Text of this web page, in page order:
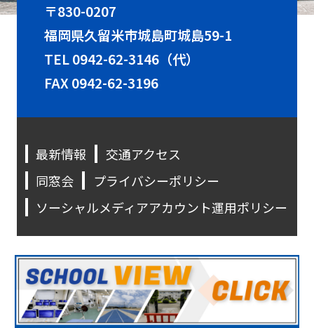
〒830-0207
福岡県久留米市城島町城島59-1
TEL0942-62-3146（代）
FAX 0942-62-3196
最新情報
交通アクセス
同窓会
プライバシーポリシー
ソーシャルメディアアカウント運用ポリシー